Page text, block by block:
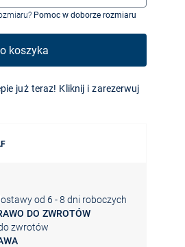
Pomoc w doborze rozmiaru
koszyka
już teraz! Kliknij i zarezerwuj
od 6 - 8 dni roboczych
DO ZWROTÓW
zwrotów